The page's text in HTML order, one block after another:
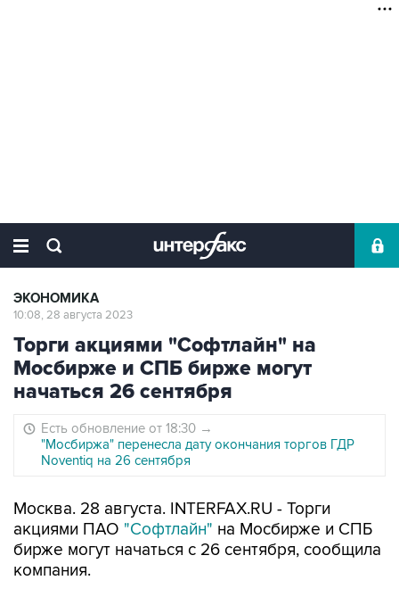
ЭКОНОМИКА
10:08, 28 августа 2023
Торги акциями "Софтлайн" на
Мосбирже и СПБ бирже могут
начаться 26 сентября
Есть обновление от 18:30 →
"Мосбиржа" перенесла дату окончания торгов ГДР
Noventiq на 26 сентября
Москва. 28 августа. INTERFAX.RU - Торги
акциями ПАО "Софтлайн" на Мосбирже и СПБ
бирже могут начаться с 26 сентября, сообщила
компания.